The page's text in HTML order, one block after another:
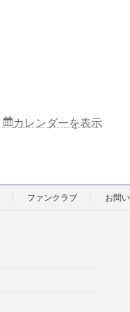
カレンダーを表示
ファンクラブ お問